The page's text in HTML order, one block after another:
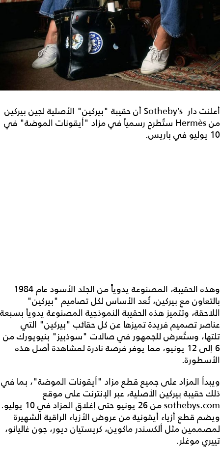
أعلنت دار Sotheby’s أن حقيبة "بيركين" الأصلية لجين بيركين
من Hermès ستُطرح رسمياً في مزاد "أيقونات الموضة" في
10 يوليو في باريس.
وهذه الحقيبة، المصنوعة يدوياً من الجلد الأسود عام 1984
بالتعاون مع بيركين، تُعد الأساس لكل تصاميم "بيركين"
اللاحقة،⁩ وتتميز هذه الحقيبة النموذجية المصنوعة يدوياً بسبعة
عناصر تصميم فريدة تميزها عن كل حقائب "بيركين" التي
تلتها، وستُعرض للجمهور في صالات "سوذبيز" بنيويورك من
6 إلى 12 يونيو، مما يوفر فرصة نادرة لمشاهدة أصل هذه
الأسطورة.
ويبدأ المزاد على جميع قطع مزاد "أيقونات الموضة"، بما في
ذلك حقيبة بيركين الأصلية، عبر الإنترنت على موقع
sothebys.com من 26 يونيو حتى إغلاق المزاد في 10 يوليو.
ويضم قطع أزياء أيقونية من عروض الأزياء الراقية الشهيرة
لمصممين مثل ألكسندر ماكوين، كريستيان ديور، جون غاليانو،
تييري موغلر.